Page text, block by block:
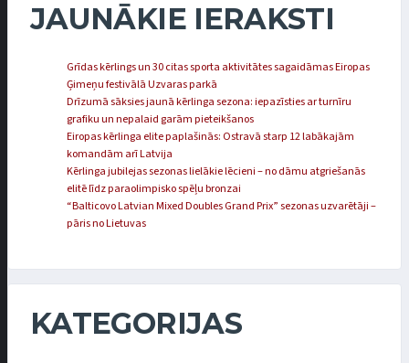
JAUNĀKIE IERAKSTI
Grīdas kērlings un 30 citas sporta aktivitātes sagaidāmas Eiropas
Ģimeņu festivālā Uzvaras parkā
Drīzumā sāksies jaunā kērlinga sezona: iepazīsties ar turnīru
grafiku un nepalaid garām pieteikšanos
Eiropas kērlinga elite paplašinās: Ostravā starp 12 labākajām
komandām arī Latvija
Kērlinga jubilejas sezonas lielākie lēcieni – no dāmu atgriešanās
elitē līdz paraolimpisko spēļu bronzai
“Balticovo Latvian Mixed Doubles Grand Prix” sezonas uzvarētāji –
pāris no Lietuvas
KATEGORIJAS